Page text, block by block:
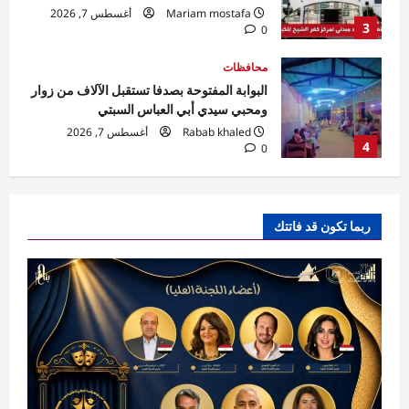
4
Rabab khaled
أغسطس 7, 2026
0
5
محافظات
مهرجان الصيف الدولي بمكتبة الإسكندرية
ينطلق بحفل جماهيري لـ«مسار إجباري»
Eman Sherif
أغسطس 6, 2026
1
مهرجان القاهرة الدولي للطفل العربي يعلن
تشكيل اللجنة العليا للدورة الرابعة
shorouk
أغسطس 7, 2026 0
2
محافظات
ضربات متزامنة بالمحافظة.. إزالة تعديات
وحملات نظافة وإشغالات في أحياء بورسعيد
Eman Sherif
أغسطس 7, 2026 0
ربما تكون قد فاتتك